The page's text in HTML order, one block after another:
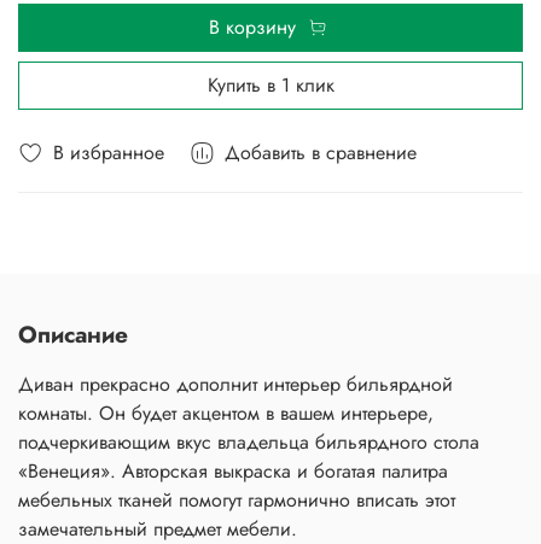
В избранное Добавить в сравнение
В корзину
Купить в 1 клик
Описание
Диван прекрасно дополнит интерьер бильярдной
комнаты. Он будет акцентом в вашем интерьере,
подчеркивающим вкус владельца бильярдного стола
«Венеция». Авторская выкраска и богатая палитра
мебельных тканей помогут гармонично вписать этот
замечательный предмет мебели.